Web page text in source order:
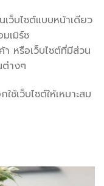
เว็บไซต์แบบหน้าเดียว
มเมิร์ซ
หรือเว็บไซต์ที่มีส่วน
ต่างๆ
ช้เว็บไซต์ให้เหมาะสม